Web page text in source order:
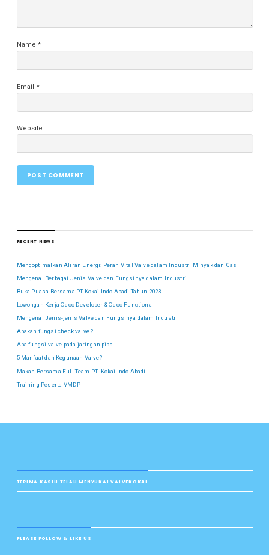
Name*
Email *
Website
RECENT NEWS
Mengoptimalkan Aliran Energi: Peran Vital Valve dalam Industri Minyak dan Gas
Mengenal Berbagai Jenis Valve dan Fungsinya dalam Industri
Buka Puasa Bersama PT Kokai Indo Abadi Tahun 2023
Lowongan Kerja Odoo Developer & Odoo Functional
Mengenal Jenis-jenis Valve dan Fungsinya dalam Industri
Apakah fungsi check valve ?
Apa fungsi valve pada jaringan pipa
5 Manfaat dan Kegunaan Valve?
Makan Bersama Full Team PT. Kokai Indo Abadi
Training Peserta VMDP
TERIMA KASIH TELAH MENYUKAI VALVEKOKAI
PLEASE FOLLOW & LIKE US